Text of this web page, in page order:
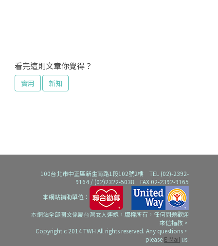
看完這則文章你覺得？
實用 新知
100台北市中正區新生南路1段102號2樓 TEL (02)-2392-
9164 / (02)2322-5038 FAX 02-2392-9165
本網站補助單位：
本網站全部圖文係屬台灣女人連線，版權所有，任何問題歡迎
來信指教。
Copyright c 2014 TWH All rights reserved. Any questions，
please E-Mail us.